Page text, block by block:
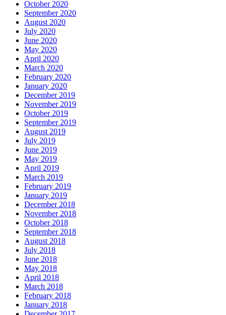
October 2020
September 2020
August 2020
July 2020
June 2020
May 2020
April 2020
March 2020
February 2020
January 2020
December 2019
November 2019
October 2019
September 2019
August 2019
July 2019
June 2019
May 2019
April 2019
March 2019
February 2019
January 2019
December 2018
November 2018
October 2018
September 2018
August 2018
July 2018
June 2018
May 2018
April 2018
March 2018
February 2018
January 2018